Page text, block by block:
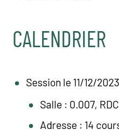
CALENDRIER
Session le 11/12/
Salle : 0.007, RDC
Adresse : 14